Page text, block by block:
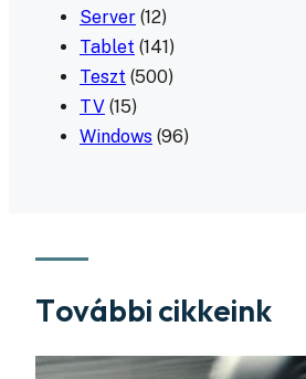
Server (12)
Tablet (141)
Teszt (500)
TV (15)
Windows (96)
További cikkeink